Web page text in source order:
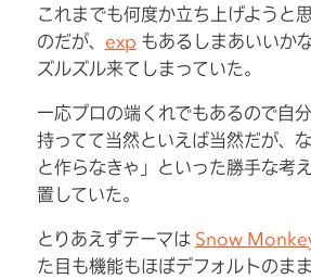
これまでも何度か立ち上げようと
のだが、 exp もあるしまあいいか
ズルズル来てしまっていた。
一応プロの端くれでもあるので自
持ってて当然といえば当然だが、
と作らなきゃ」といった勝手な考
置していた。
とりあえずテーマは Snow
た目も機能もほぼデフォルトのまま